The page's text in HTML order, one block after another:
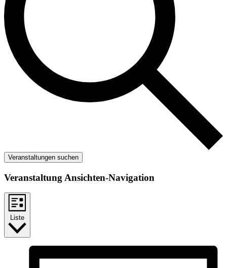
Veranstaltungen suchen
Veranstaltung Ansichten-Navigation
Liste